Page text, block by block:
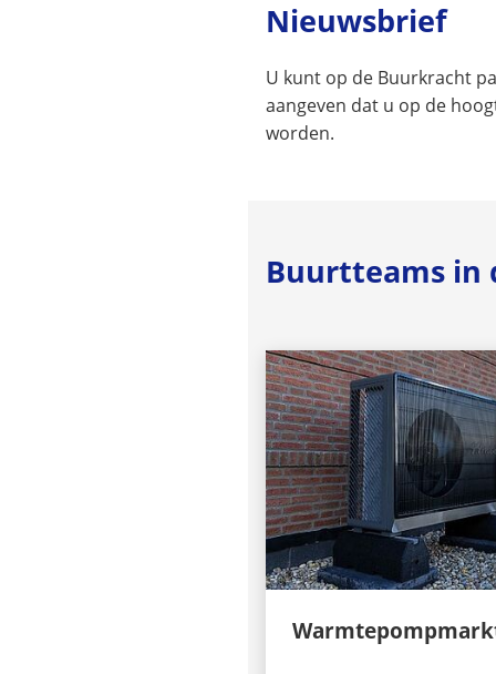
Nieuwsbrief
U kunt op de Buurkracht
aangeven dat u op de
worden.
Buurtteams in